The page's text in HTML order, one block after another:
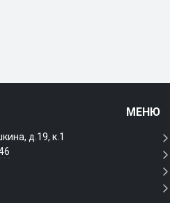
д.19, к.1
МЕНЮ